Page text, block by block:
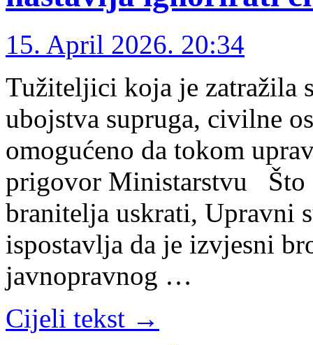
15. April 2026. 20:34
Tužiteljici koja je zatražila
ubojstva supruga, civilne
omogućeno da tokom
prigovor Ministarstvu Što
branitelja uskrati, Upravni
ispostavlja da je izvjesni
javnopravnog …
Cijeli tekst →